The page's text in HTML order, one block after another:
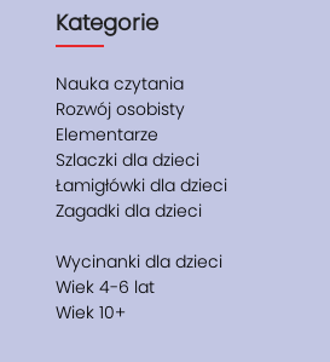
Kategorie
Nauka czytania
Rozwój osobisty
Elementarze
Szlaczki dla dzieci
Łamigłówki dla dzieci
Zagadki dla dzieci
Wycinanki dla dzieci
Wiek 4-6 lat
Wiek 10+